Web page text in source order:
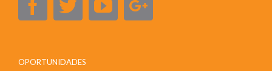
OPORTUNIDADES